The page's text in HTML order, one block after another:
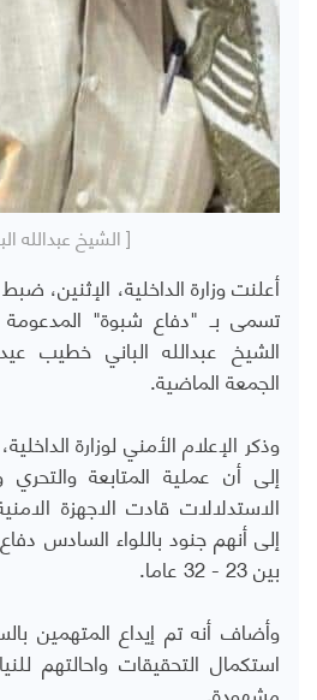
[ الشيخ عبدالله
تسمى بـ "دفاع شبوة" المدعومة
الشيخ عبدالله الباني خطيب
الجمعة الماضية.
وذكر الإعلام الأمني لوزارة
إلى أن عملية المتابعة
الاستدلالات قادت الاجهزة
إلى أنهم جنود باللواء السادس
بين 23 - 32 عاما.
وأضاف أنه تم إيداع المتهمين
استكمال التحقيقات واحالتهم
مشهودة.